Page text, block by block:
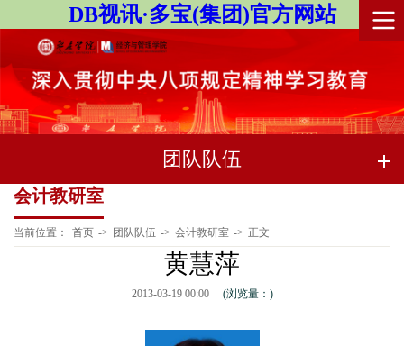
DB视讯·多宝(集团)官方网站
团队队伍
会计教研室
当前位置： 首页 -> 团队队伍 -> 会计教研室 -> 正文
黄慧萍
2013-03-19 00:00 (浏览量： )